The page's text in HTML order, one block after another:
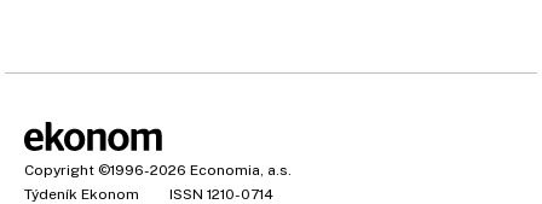
Copyright ©1996-2026 Economia, a.s.
Týdeník Ekonom
ISSN 1210-0714